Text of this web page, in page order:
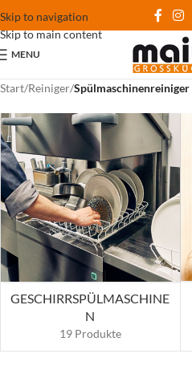
Skip to navigation
Skip to main content
MENU
Start/Reiniger/Spülmaschinenreiniger
GESCHIRRSPÜLMASCHINE
N
19 Produkte